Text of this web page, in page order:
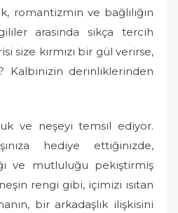
romantizmin ve bağlılığın
arasında sıkça tercih
size kırmızı bir gül verirse,
Kalbinizin derinliklerinden
ve neşeyi temsil ediyor.
hediye ettiğinizde,
ve mutluluğu pekiştirmiş
rengi gibi, içimizi ısıtan
bir arkadaşlık ilişkisini